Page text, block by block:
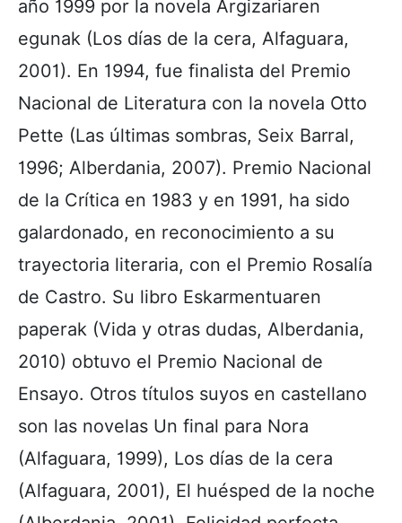
año 1999 por la novela Argizariaren
egunak (Los días de la cera, Alfaguara,
2001). En 1994, fue finalista del Premio
Nacional de Literatura con la novela Otto
Pette (Las últimas sombras, Seix Barral,
1996; Alberdania, 2007). Premio Nacional
de la Crítica en 1983 y en 1991, ha sido
galardonado, en reconocimiento a su
trayectoria literaria, con el Premio Rosalía
de Castro. Su libro Eskarmentuaren
paperak (Vida y otras dudas, Alberdania,
2010) obtuvo el Premio Nacional de
Ensayo. Otros títulos suyos en castellano
son las novelas Un final para Nora
(Alfaguara, 1999), Los días de la cera
(Alfaguara, 2001), El huésped de la noche